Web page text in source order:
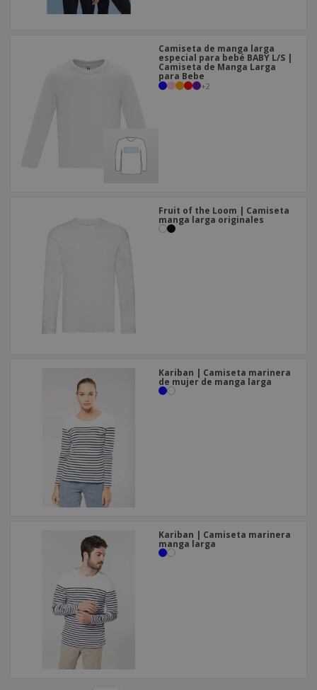
Camiseta de manga larga
especial para bebé BABY L/S |
Camiseta de Manga Larga
para Bebe
+2
Fruit of the Loom | Camiseta
manga larga originales
Kariban | Camiseta marinera
de mujer de manga larga
Kariban | Camiseta marinera
manga larga